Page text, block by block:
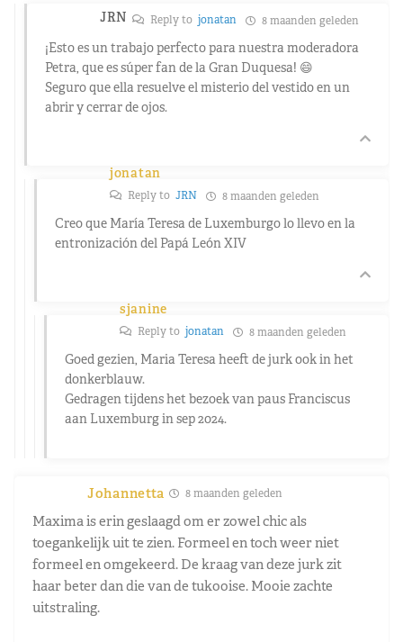
JRN Reply tojonatan 8 maanden geleden
¡Esto es un trabajo perfecto para nuestra moderadora
Petra, que es súper fan de la Gran Duquesa! 😄
Seguro que ella resuelve el misterio del vestido en un
abrir y cerrar de ojos.
jonatan
Reply to JRN 8 maanden geleden
Creo que María Teresa de Luxemburgo lo llevo en la
entronización del Papá León XIV
sjanine
Reply to jonatan 8 maanden geleden
Goed gezien, Maria Teresa heeft de jurk ook in het
donkerblauw.
Gedragen tijdens het bezoek van paus Franciscus
aan Luxemburg in sep 2024.
Johannetta 8 maanden geleden
Maxima is erin geslaagd om er zowel chic als
toegankelijk uit te zien. Formeel en toch weer niet
formeel en omgekeerd. De kraag van deze jurk zit
haar beter dan die van de tukooise. Mooie zachte
uitstraling.